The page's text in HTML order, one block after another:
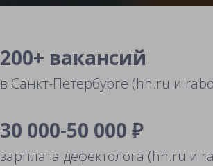
200+ вакансий
в Санкт-Петербурге (hh.ru и
30 000-50 000 ₽
зарплата дефектолога (hh.ru и